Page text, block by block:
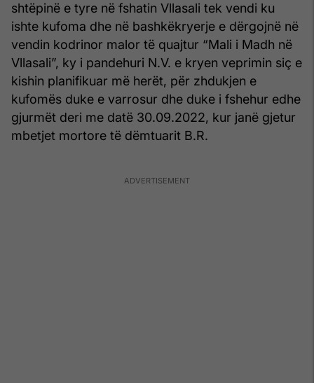
shtëpinë e tyre në fshatin Vllasali tek vendi ku
ishte kufoma dhe në bashkëkryerje e dërgojnë në
vendin kodrinor malor të quajtur “Mali i Madh në
Vllasali”, ky i pandehuri N.V. e kryen veprimin siç e
kishin planifikuar më herët, për zhdukjen e
kufomës duke e varrosur dhe duke i fshehur edhe
gjurmët deri me datë 30.09.2022, kur janë gjetur
mbetjet mortore të dëmtuarit B.R.